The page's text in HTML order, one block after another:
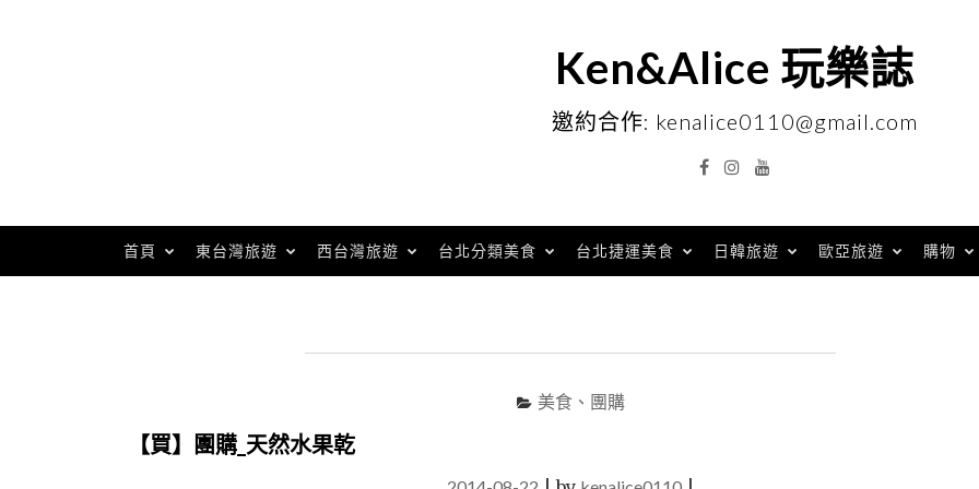
Ken&Alice 玩樂誌
邀約合作: kenalice0110@gmail.com
FacebookInstagramYouTube
首頁 東台灣旅遊 西台灣旅遊 台北分類美食 台北捷運美食 日韓旅遊 歐亞旅遊 購物
美食、團購
【買】團購_天然水果乾